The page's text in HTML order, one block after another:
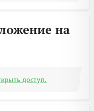
на
доступ.